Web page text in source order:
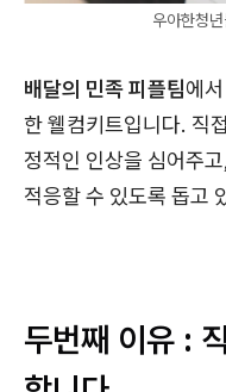
우아한청
배달의 민족 피플팀에
한 웰컴키트입니다. 직
정적인 인상을 심어주
적응할 수 있도록 돕고
두번째 이유 :